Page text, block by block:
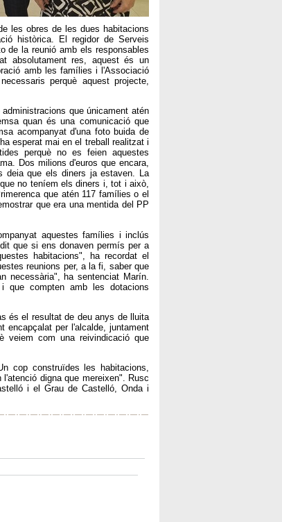
les obres de les dues habitacions
històrica. El regidor de Serveis
de la reunió amb els responsables
absolutament res, aquest és un
amb les famílies i l'Associació
perquè aquest projecte,
que únicament atén
quan és una comunicació que
acompanyat d'una foto buida de
esperat mai en el treball realitzat i
perquè no es feien aquestes
Dos milions d'euros que encara,
que els diners ja estaven. La
no teníem els diners i, tot i això,
que atén 117 famílies o el
que era una mentida del PP
aquestes famílies i inclús
que si ens donaven permís per a
habitacions", ha recordat el
reunions per, a la fi, saber que
necessària", ha sentenciat Marín.
que compten amb les dotacions
és el resultat de deu anys de lluita
encapçalat per l'alcalde, juntament
veiem com una reivindicació que
cop construïdes les habitacions,
digna que mereixen". Rusc
i el Grau de Castelló, Onda i